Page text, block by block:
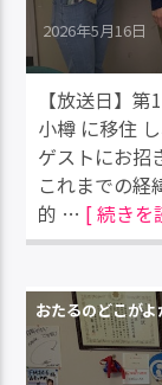
2026年5月16日
【放送日】
小樽 に移住
ゲストにお招
これまでの経
的 … [ 続きを
おたるのどこがよ